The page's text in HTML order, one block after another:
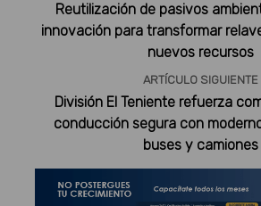
Reutilización de pasivos
innovación para transformar
nuevos recursos
ARTÍCULO SIGUIENTE
División El Teniente refuerza
conducción segura con
buses y camiones